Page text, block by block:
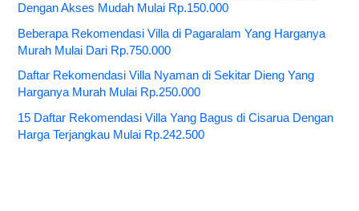
Dengan Akses Mudah Mulai Rp.150.000
Beberapa Rekomendasi Villa di Pagaralam Yang Harganya
Murah Mulai Dari Rp.750.000
Daftar Rekomendasi Villa Nyaman di Sekitar Dieng Yang
Harganya Murah Mulai Rp.250.000
15 Daftar Rekomendasi Villa Yang Bagus di Cisarua Dengan
Harga Terjangkau Mulai Rp.242.500